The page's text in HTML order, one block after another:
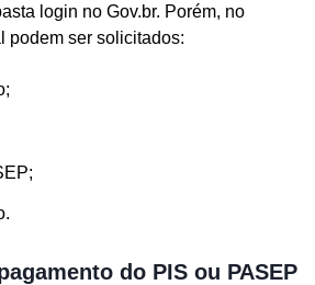
login no Gov.br. Porém, no
podem ser solicitados:
do PIS ou PASEP